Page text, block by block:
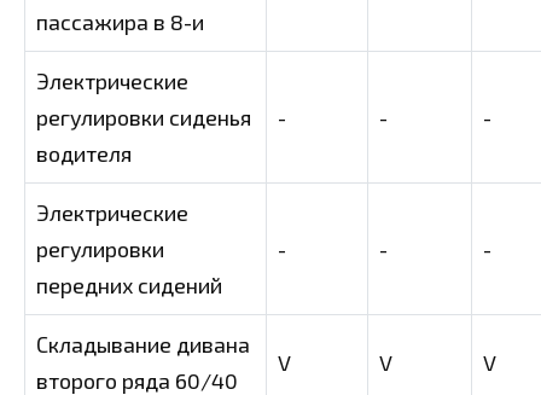
пассажира в 8-и
Электрические
регулировки сиденья
водителя
- - -
Электрические
регулировки
передних сидений
- - -
Складывание дивана
второго ряда 60/40
V V V